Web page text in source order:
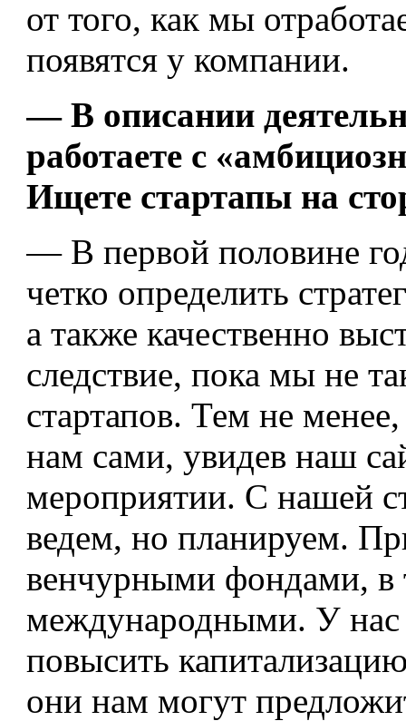
от того, как мы
появятся у компании.
— В описании
работаете с
Ищете стартапы на
— В первой половине
четко определить
а также качественно
следствие, пока мы не
стартапов. Тем не
нам сами, увидев наш
мероприятии. С нашей
ведем, но планируем.
венчурными фондами, в
международными. У
повысить
они нам могут